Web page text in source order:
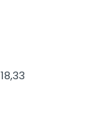
18,33